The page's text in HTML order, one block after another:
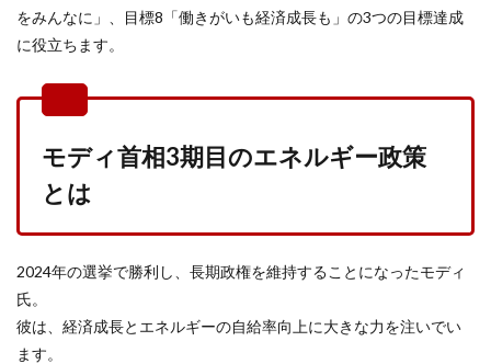
をみんなに」、目標8「働きがいも経済成長も」の3つの目標達成
に役立ちます。
モディ首相3期目のエネルギー政策
とは
2024年の選挙で勝利し、長期政権を維持することになったモディ
氏。
彼は、経済成長とエネルギーの自給率向上に大きな力を注いでい
ます。